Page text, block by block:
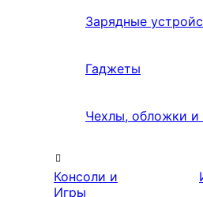
Зарядные
Гаджеты
Чехлы, обложки и
Консоли и
Игры